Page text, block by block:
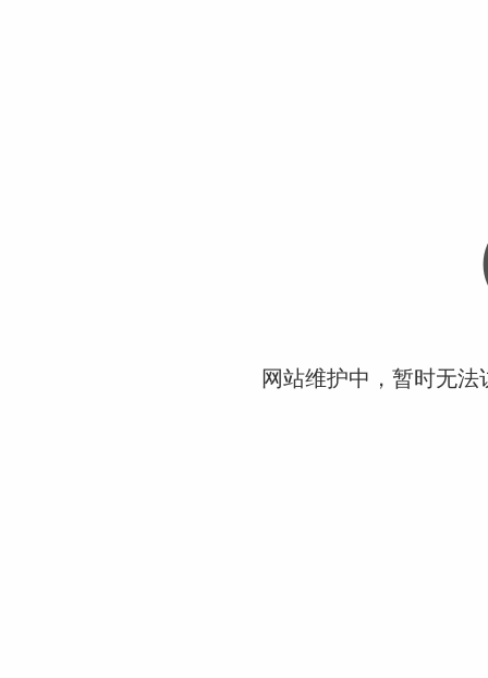
网站维护中，暂时无